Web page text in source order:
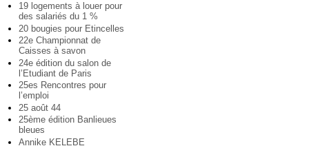
19 logements à louer pour
des salariés du 1 %
20 bougies pour Etincelles
22e Championnat de
Caisses à savon
24e édition du salon de
l’Etudiant de Paris
25es Rencontres pour
l’emploi
25 août 44
25ème édition Banlieues
bleues
Annike KELEBE